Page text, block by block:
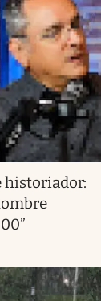
historiador: